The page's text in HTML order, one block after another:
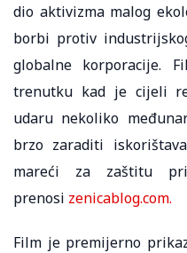
dio aktivizma malog
borbi protiv
globalne korporacije.
trenutku kad je cijeli
udaru nekoliko
brzo zaraditi
mareći za zaštitu
prenosi zenicablog.com.
Film je premijerno